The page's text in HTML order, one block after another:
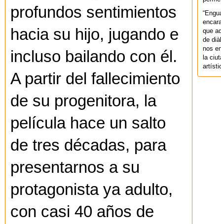
profundos sentimientos
hacia su hijo, jugando e
incluso bailando con él.
A partir del fallecimiento
de su progenitora, la
película hace un salto
de tres décadas, para
presentarnos a su
protagonista ya adulto,
con casi 40 años de
que
de
nos
la